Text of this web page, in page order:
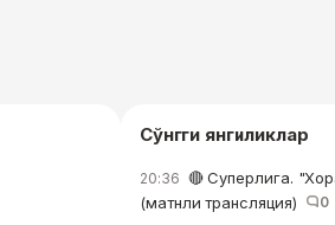
Сўнгги янгиликлар
20:36 🔴 Суперлига.
(матнли трансляция)
0